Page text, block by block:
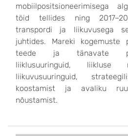
mobiilpositsioneerimisega
töid tellides ning
transpordi ja liikuvusega
juhtides. Mareki kogemuste
teede ja tänavate
liiklusuuringuid, liikluse
liikuvusuuringuid,
koostamist ja avaliku
nõustamist.